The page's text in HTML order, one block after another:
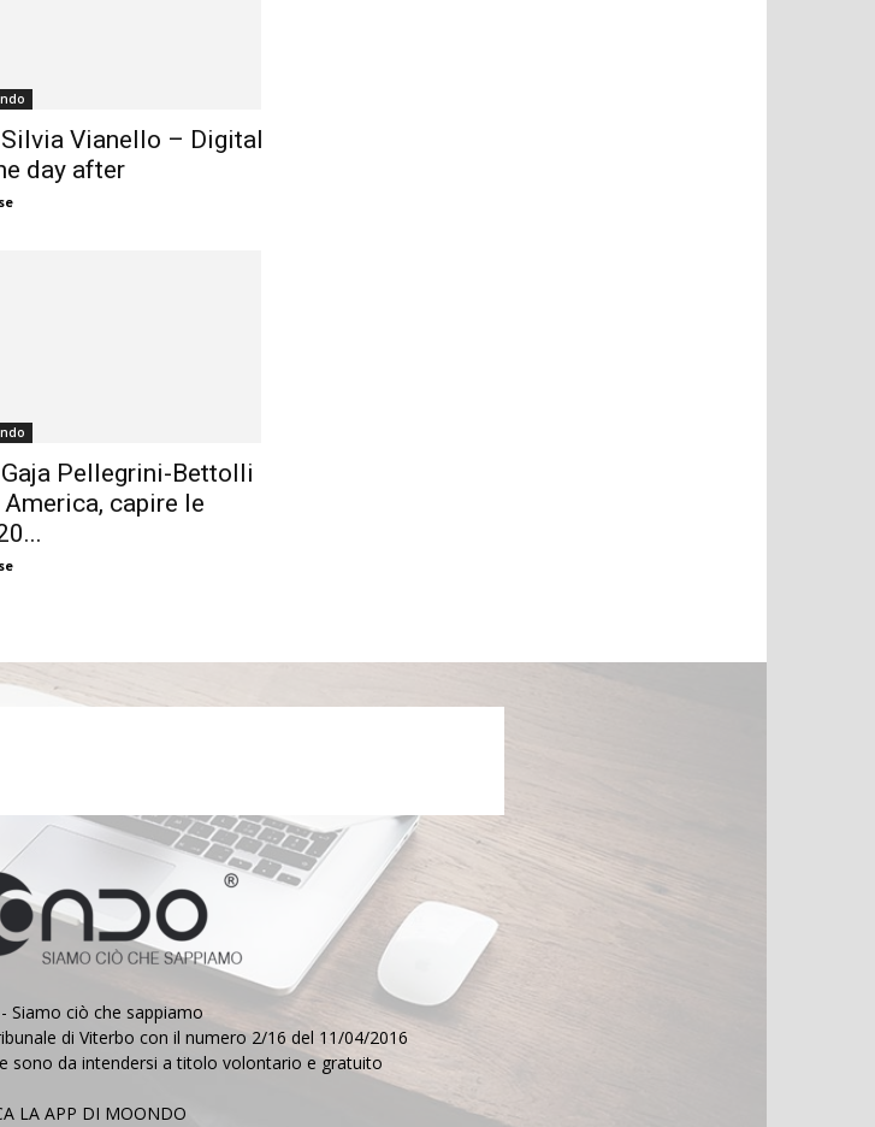
Vianello – Digital
day after
Pellegrini-Bettolli
America, capire le
Siamo ciò che sappiamo
di Viterbo con il numero 2/16 del 11/04/2016
sono da intendersi a titolo volontario e gratuito
LA APP DI MOONDO